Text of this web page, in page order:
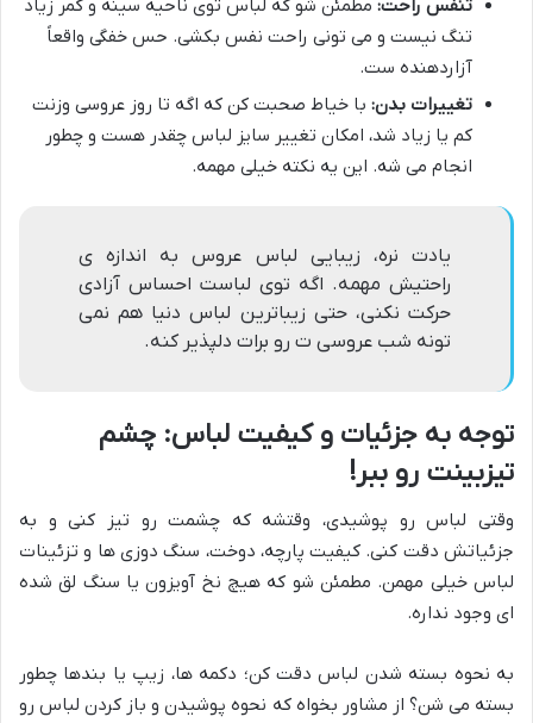
تنفس راحت: مطمئن شو که لباس توی ناحیه سینه و کمر زیاد
تنگ نیست و می تونی راحت نفس بکشی. حس خفگی واقعاً
آزاردهنده ست.
تغییرات بدن: با خیاط صحبت کن که اگه تا روز عروسی وزنت
کم یا زیاد شد، امکان تغییر سایز لباس چقدر هست و چطور
انجام می شه. این یه نکته خیلی مهمه.
یادت نره، زیبایی لباس عروس به اندازه ی
راحتیش مهمه. اگه توی لباست احساس آزادی
حرکت نکنی، حتی زیباترین لباس دنیا هم نمی
تونه شب عروسی ت رو برات دلپذیر کنه.
توجه به جزئیات و کیفیت لباس: چشم
تیزبینت رو ببر!
وقتی لباس رو پوشیدی، وقتشه که چشمت رو تیز کنی و به
جزئیاتش دقت کنی. کیفیت پارچه، دوخت، سنگ دوزی ها و تزئینات
لباس خیلی مهمن. مطمئن شو که هیچ نخ آویزون یا سنگ لق شده
ای وجود نداره.
به نحوه بسته شدن لباس دقت کن؛ دکمه ها، زیپ یا بندها چطور
بسته می شن؟ از مشاور بخواه که نحوه پوشیدن و باز کردن لباس رو